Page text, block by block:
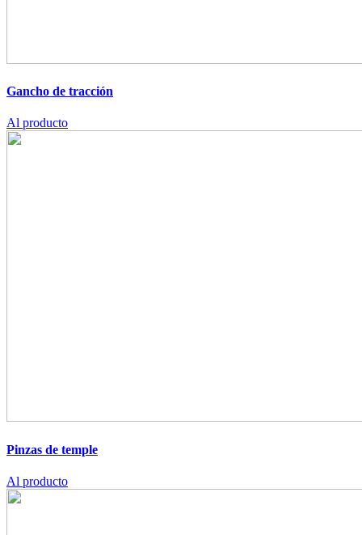
Gancho de tracción
Al producto
Pinzas de temple
Al producto